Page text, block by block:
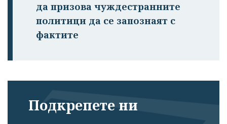
да призова чуждестранните
политици да се запознаят с
фактите
Подкрепете ни